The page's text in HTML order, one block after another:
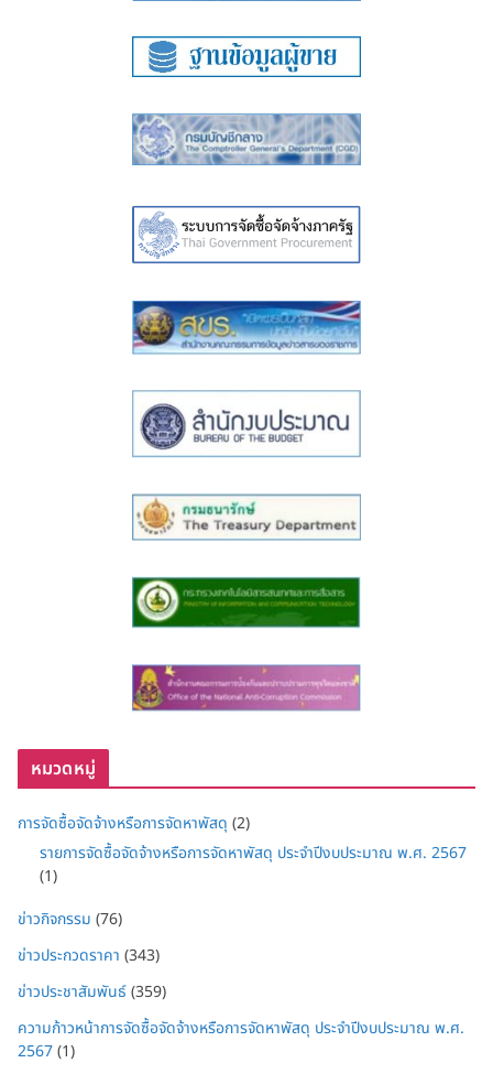
หมวดหมู่
การจัดซื้อจัดจ้างหรือการจัดหาพัสดุ (2)
รายการจัดซื้อจัดจ้างหรือการจัดหาพัสดุ ประจำปีงบประมาณ พ.ศ. 2567
(1)
ข่าวกิจกรรม (76)
ข่าวประกวดราคา (343)
ข่าวประชาสัมพันธ์(359)
ความก้าวหน้าการจัดซื้อจัดจ้างหรือการจัดหาพัสดุ ประจำปีงบประมาณ พ.ศ.
2567(1)